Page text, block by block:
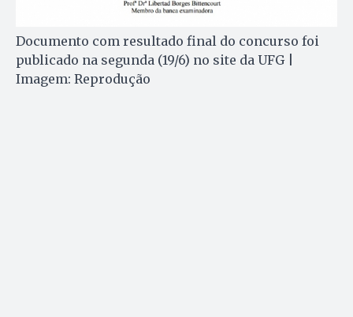
Documento com resultado final do concurso foi
publicado na segunda (19/6) no site da UFG |
Imagem: Reprodução